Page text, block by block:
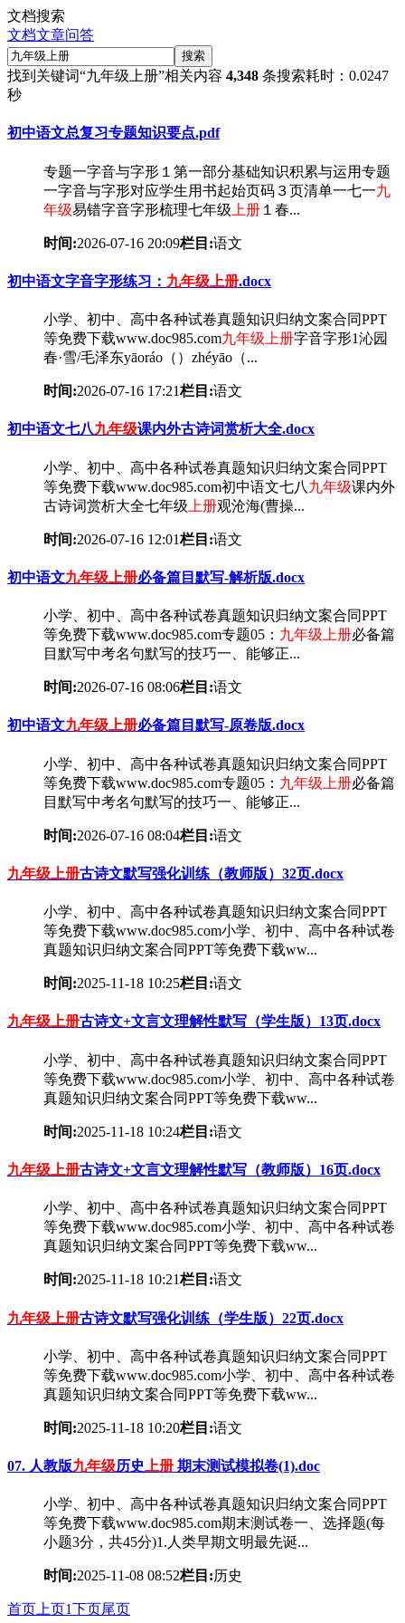
文档搜索
文档文章问答
搜索
找到关键词“九年级上册”相关内容 4,348 条搜索耗时：0.0247
秒
初中语文总复习专题知识要点.pdf
专题一字音与字形１第一部分基础知识积累与运用专题
一字音与字形对应学生用书起始页码３页清单一七一九
年级易错字音字形梳理七年级 上册 １春...
时间:2026-07-16 20:09栏目:语文
初中语文字音字形练习： 九年级 上册.docx
小学、初中、高中各种试卷真题知识归纳文案合同PPT
等免费下载www.doc985.com九年级 上册字音字形1沁园
春·雪/毛泽东yāoráo（）zhéyāo（...
时间:2026-07-16 17:21栏目:语文
初中语文七八九年级课内外古诗词赏析大全.docx
小学、初中、高中各种试卷真题知识归纳文案合同PPT
等免费下载www.doc985.com初中语文七八 九年级课内外
古诗词赏析大全七年级 上册观沧海(曹操...
时间:2026-07-16 12:01栏目:语文
初中语文九年级 上册必备篇目默写-解析版.docx
小学、初中、高中各种试卷真题知识归纳文案合同PPT
等免费下载www.doc985.com专题05： 九年级 上册必备篇
目默写中考名句默写的技巧一、能够正...
时间:2026-07-16 08:06栏目:语文
初中语文九年级 上册必备篇目默写-原卷版.docx
小学、初中、高中各种试卷真题知识归纳文案合同PPT
等免费下载www.doc985.com专题05： 九年级 上册必备篇
目默写中考名句默写的技巧一、能够正...
时间:2026-07-16 08:04栏目:语文
九年级 上册古诗文默写强化训练（教师版）32页.docx
小学、初中、高中各种试卷真题知识归纳文案合同PPT
等免费下载www.doc985.com小学、初中、高中各种试卷
真题知识归纳文案合同PPT等免费下载ww...
时间:2025-11-18 10:25栏目:语文
九年级上册古诗文+文言文理解性默写（学生版）13页.docx
小学、初中、高中各种试卷真题知识归纳文案合同PPT
等免费下载www.doc985.com小学、初中、高中各种试卷
真题知识归纳文案合同PPT等免费下载ww...
时间:2025-11-18 10:24栏目:语文
九年级 上册古诗文+文言文理解性默写（教师版）16页.docx
小学、初中、高中各种试卷真题知识归纳文案合同PPT
等免费下载www.doc985.com小学、初中、高中各种试卷
真题知识归纳文案合同PPT等免费下载ww...
时间:2025-11-18 10:21栏目:语文
九年级 上册古诗文默写强化训练（学生版）22页.docx
小学、初中、高中各种试卷真题知识归纳文案合同PPT
等免费下载www.doc985.com小学、初中、高中各种试卷
真题知识归纳文案合同PPT等免费下载ww...
时间:2025-11-18 10:20栏目:语文
07. 人教版九年级历史 上册 期末测试模拟卷(1).doc
小学、初中、高中各种试卷真题知识归纳文案合同PPT
等免费下载www.doc985.com期末测试卷一、选择题(每
小题3分，共45分)1.人类早期文明最先诞...
时间:2025-11-08 08:52栏目:历史
首页 上页1下页尾页